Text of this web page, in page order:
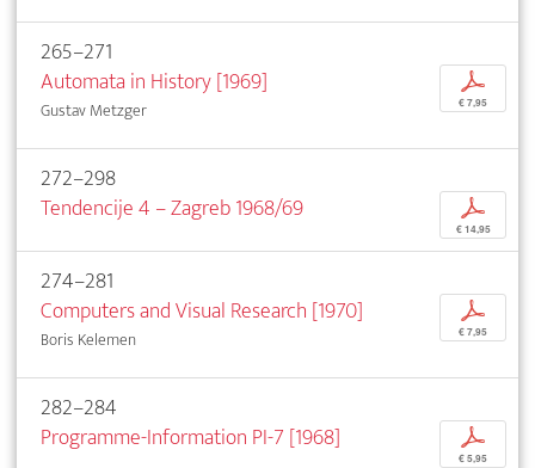
265–271
Automata in History [1969]
Gustav Metzger
p
€ 7,95
272–298
Tendencije 4 – Zagreb 1968/69
p
€ 14,95
274–281
Computers and Visual Research [1970]
Boris Kelemen
p
€ 7,95
282–284
Programme-Information PI-7 [1968]
p
€ 5,95